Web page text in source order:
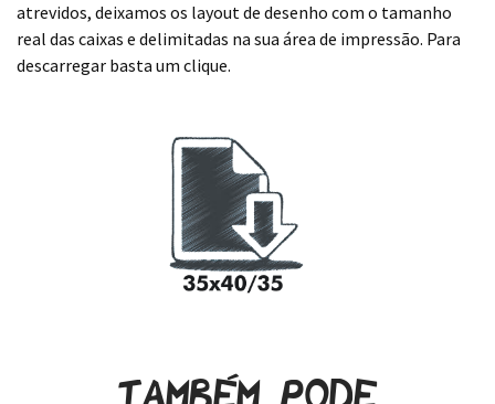
atrevidos, deixamos os layout de desenho com o tamanho
real das caixas e delimitadas na sua área de impressão. Para
descarregar basta um clique.
Também pode